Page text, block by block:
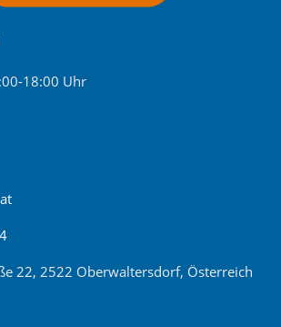
18:00 Uhr
22, 2522 Oberwaltersdorf, Österreich